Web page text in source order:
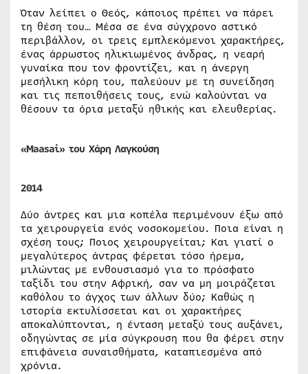
Όταν λείπει ο Θεός, κάποιος πρέπει να πάρει
τη θέση του… Μέσα σε ένα σύγχρονο αστικό
περιβάλλον, οι τρεις εμπλεκόμενοι χαρακτήρες,
ένας άρρωστος ηλικιωμένος άνδρας, η νεαρή
γυναίκα που τον φροντίζει, και η άνεργη
μεσήλικη κόρη του, παλεύουν με τη συνείδηση
και τις πεποιθήσεις τους, ενώ καλούνται να
θέσουν τα όρια μεταξύ ηθικής και ελευθερίας.
«Maasai» του Χάρη Λαγκούση
2014
Δύο άντρες και μια κοπέλα περιμένουν έξω από
τα χειρουργεία ενός νοσοκομείου. Ποια είναι η
σχέση τους; Ποιος χειρουργείται; Και γιατί ο
μεγαλύτερος άντρας φέρεται τόσο ήρεμα,
μιλώντας με ενθουσιασμό για το πρόσφατο
ταξίδι του στην Αφρική, σαν να μη μοιράζεται
καθόλου το άγχος των άλλων δύο; Καθώς η
ιστορία εκτυλίσσεται και οι χαρακτήρες
αποκαλύπτονται, η ένταση μεταξύ τους αυξάνει,
οδηγώντας σε μία σύγκρουση που θα φέρει στην
επιφάνεια συναισθήματα, καταπιεσμένα από
χρόνια.